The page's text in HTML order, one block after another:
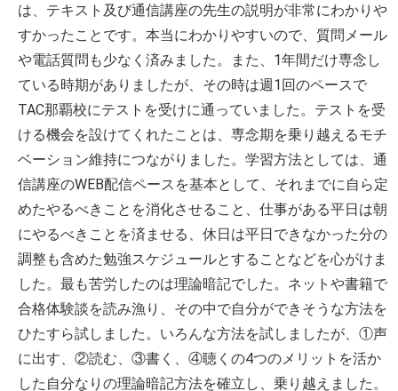
は、テキスト及び通信講座の先生の説明が非常にわかりや
すかったことです。本当にわかりやすいので、質問メール
や電話質問も少なく済みました。また、1年間だけ専念し
ている時期がありましたが、その時は週1回のペースで
TAC那覇校にテストを受けに通っていました。テストを受
ける機会を設けてくれたことは、専念期を乗り越えるモチ
ベーション維持につながりました。学習方法としては、通
信講座のWEB配信ペースを基本として、それまでに自ら定
めたやるべきことを消化させること、仕事がある平日は朝
にやるべきことを済ませる、休日は平日できなかった分の
調整も含めた勉強スケジュールとすることなどを心がけま
した。最も苦労したのは理論暗記でした。ネットや書籍で
合格体験談を読み漁り、その中で自分ができそうな方法を
ひたすら試しました。いろんな方法を試しましたが、①声
に出す、②読む、③書く、④聴くの4つのメリットを活か
した自分なりの理論暗記方法を確立し、乗り越えました。